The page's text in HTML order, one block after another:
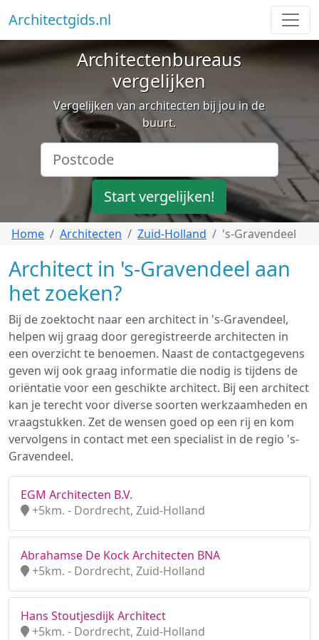
Architectgids.nl
Architectenbureaus
vergelijken
Vergelijken van architecten bij jou in de
buurt.
Start vergelijken!
Home Architecten Zuid-Holland 's-Gravendeel
Architect in 's-Gravendeel aan
het zoeken?
Bij de zoektocht naar een architect in 's-Gravendeel,
helpen wij graag door geregistreerde architecten in
een overzicht te benoemen. Naast de contactgegevens
geven wij ook graag informatie die nodig is tijdens de
oriëntatie voor een geschikte architect. Bij een architect
kan je terecht voor diverse soorten werkzaamheden en
vraagstukken. Zet de wensen goed op een rij en kom
vervolgens in contact met een specialist in de regio 's-
Gravendeel.
EGM Architecten B.V.
+5km. - Dordrecht, Zuid-Holland
Abrahamse De Kock Architecten BNA
+5km. - Dordrecht, Zuid-Holland
Hans Stoutjesdijk Architect
+5km. - Dordrecht, Zuid-Holland